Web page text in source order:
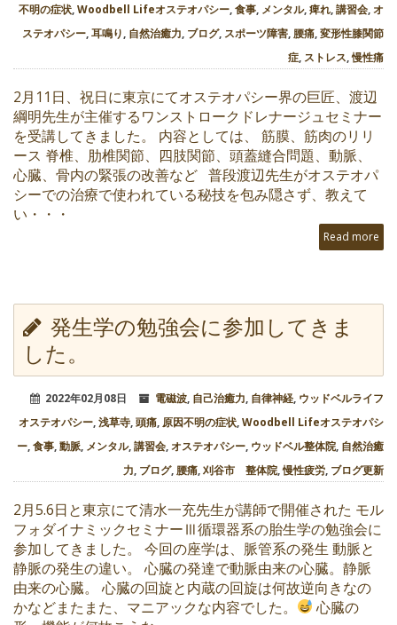
不明の症状,Woodbell Lifeオステオパシー,食事, メンタル,痺れ,講習会,オ
ステオパシー,耳鳴り, 自然治癒力, ブログ, スポーツ障害,腰痛,変形性膝関節
症, ストレス,慢性痛
2月11日、祝日に東京にてオステオパシー界の巨匠、渡辺
綱明先生が主催するワンストロークドレナージュセミナー
を受講してきました。 内容としては、 筋膜、筋肉のリリ
ース 脊椎、肋椎関節、四肢関節、頭蓋縫合問題、動脈、
心臓、骨内の緊張の改善など 普段渡辺先生がオステオパ
シーでの治療で使われている秘技を包み隠さず、教えて
い・・・
Read more
発生学の勉強会に参加してきま
した。
2022年02月08日 電磁波, 自己治癒力, 自律神経, ウッドベルライフ
オステオパシー,浅草寺,頭痛, 原因不明の症状,Woodbell Lifeオステオパシ
ー,食事,動脈, メンタル,講習会,オステオパシー, ウッドベル整体院, 自然治癒
力, ブログ,腰痛,刈谷市 整体院,慢性疲労, ブログ更新
2月5.6日と東京にて清水一充先生が講師で開催された モル
フォダイナミックセミナーⅢ循環器系の胎生学の勉強会に
参加してきました。 今回の座学は、脈管系の発生 動脈と
静脈の発生の違い。 心臓の発達で動脈由来の心臓。静脈
由来の心臓。 心臓の回旋と内蔵の回旋は何故逆向きなの
かなどまたまた、マニアックな内容でした。
心臓の